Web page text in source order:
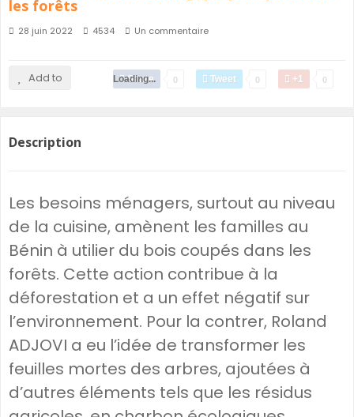
les forêts
28 juin 2022 4534 Un commentaire
Add to Share 0 Tweet 0 +1 0
Loading...
Description
Les besoins ménagers, surtout au niveau
de la cuisine, amènent les familles au
Bénin à utilier du bois coupés dans les
forêts. Cette action contribue à la
déforestation et a un effet négatif sur
l’environnement. Pour la contrer, Roland
ADJOVI a eu l’idée de transformer les
feuilles mortes des arbres, ajoutées à
d’autres éléments tels que les résidus